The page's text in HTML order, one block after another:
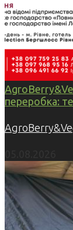
переробка: